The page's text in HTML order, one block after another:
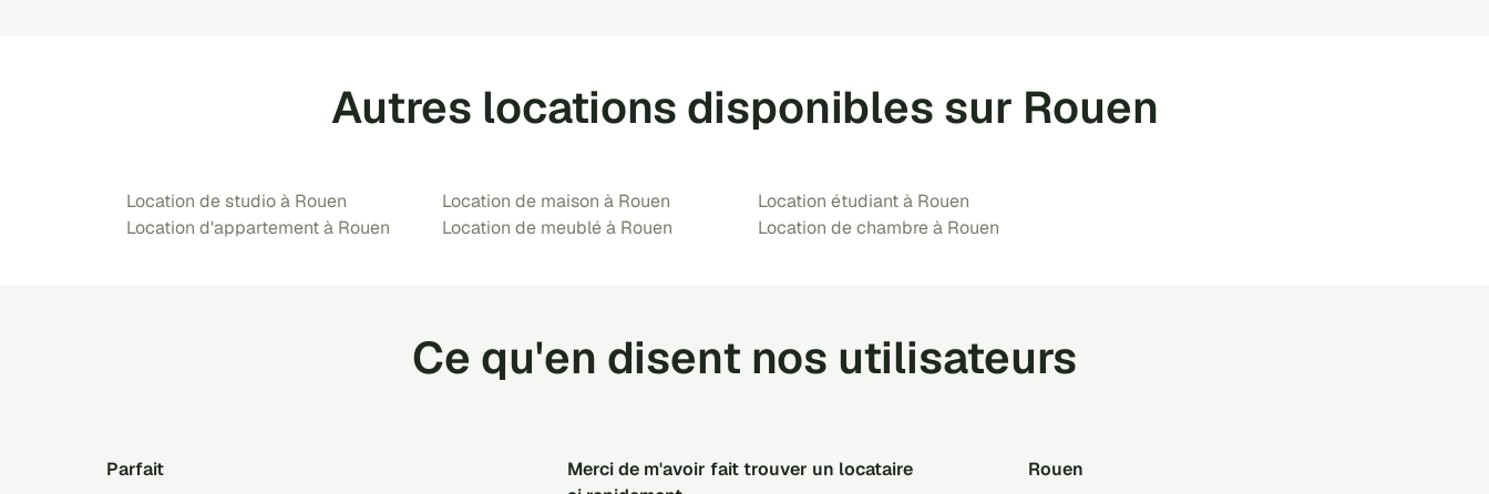
Autres locations disponibles sur Rouen
Location de studio à Rouen
Location d'appartement à Rouen
Location de maison à Rouen
Location de meublé à Rouen
Location étudiant à Rouen
Location de chambre à Rouen
Ce qu'en disent nos utilisateurs
Parfait
merci de m'avoir fait trouver un locataire
rouen